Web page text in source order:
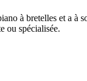
à bretelles et a
ou spécialisée.